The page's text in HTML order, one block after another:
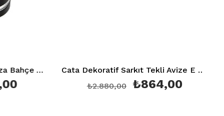
Alüminyum Siyah Kasa İbiza Bahçe Armatürü Çift Taraflı (Gu 10) Ip 64 Ct 7062 Cata Dekoratif Sarkıt Tekli Avize E 27 Duy Aydınlatma Armatürü Ct 8103
₺864,00
₺2.880,00